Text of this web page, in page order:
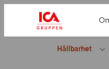
Hållbarhet